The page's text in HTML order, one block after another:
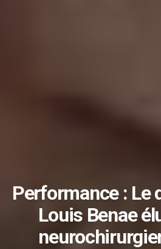
Performance : Le
Louis Benae